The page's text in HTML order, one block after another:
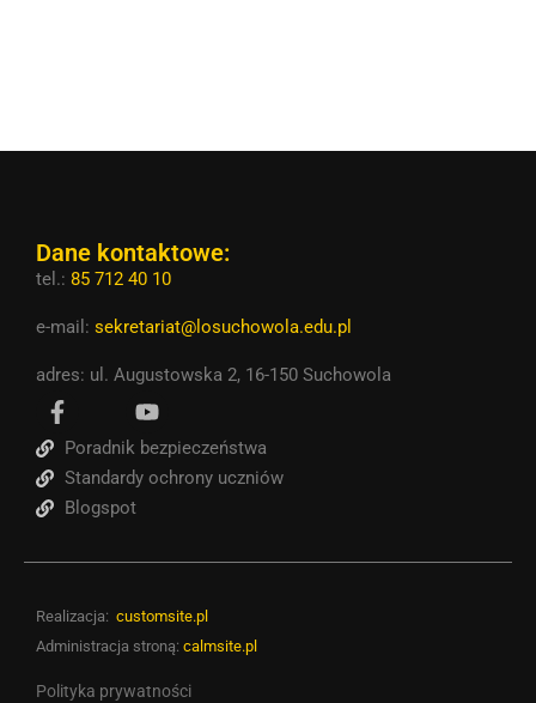
Dane kontaktowe:
tel.: 85 712 40 10
e-mail: sekretariat@losuchowola.edu.pl
adres: ul. Augustowska 2, 16-150 Suchowola
Poradnik bezpieczeństwa
Standardy ochrony uczniów
Blogspot
Realizacja: customsite.pl
Administracja stroną: calmsite.pl
Polityka prywatności